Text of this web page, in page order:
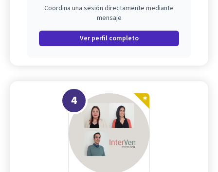
Coordina una sesión directamente mediante
mensaje
Ver perfil completo
4